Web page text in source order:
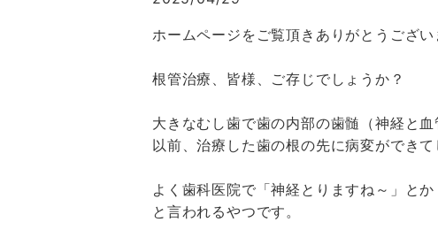
ホームページをご覧頂きありがとうござい
根管治療、皆様、ご存じでしょうか？
大きなむし歯で歯の内部の歯髄（神経と
以前、治療した歯の根の先に病変ができて
よく歯科医院で「神経とりますね～」と
と言われるやつです。